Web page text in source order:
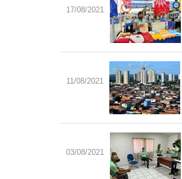
17/08/2021
11/08/2021
03/08/2021